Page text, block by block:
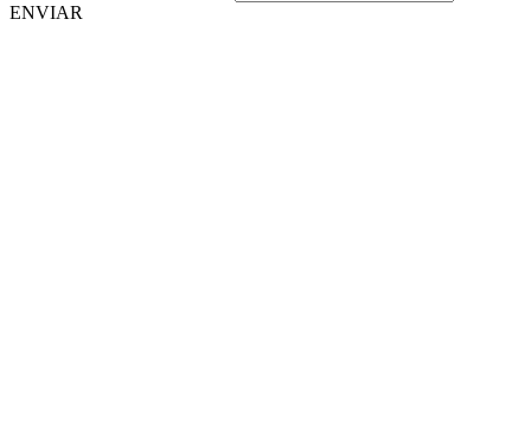
ENVIAR